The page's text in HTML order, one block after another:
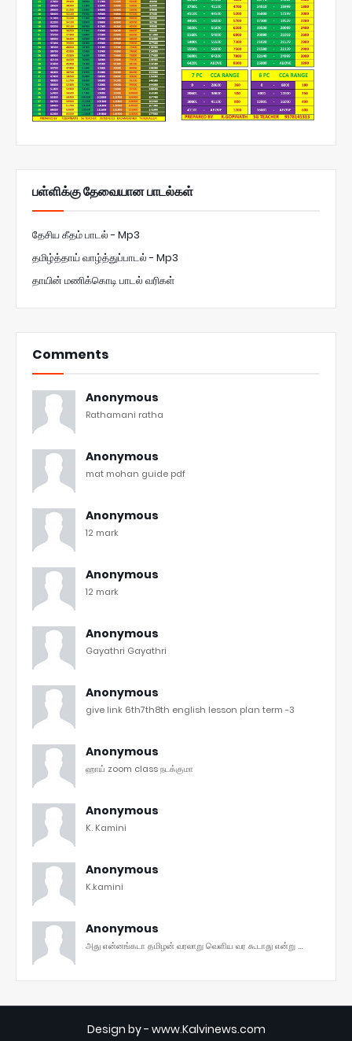
பள்ளிக்கு தேவையான பாடல்கள்
தேசிய கீதம் பாடல் - Mp3
தமிழ்த்தாய் வாழ்த்துப்பாடல் - Mp3
தாயின் மணிக்கொடி பாடல் வரிகள்
Comments
Anonymous
Rathamani ratha
Anonymous
mat mohan guide pdf
Anonymous
12 mark
Anonymous
12 mark
Anonymous
Gayathri Gayathri
Anonymous
give link 6th7th8th english lesson plan term -3
Anonymous
ஹாய் zoom class நடக்குமா
Anonymous
K. Kamini
Anonymous
K.kamini
Anonymous
அது என்னங்கடா தமிழன் வரலாறு வெளிய வர கூடாது என்று ...
Design by - www.Kalvinews.com